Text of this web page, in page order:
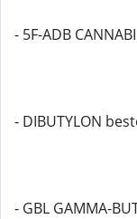
- 5F-ADB
- DIBUTYLON
- GBL GAMMA-